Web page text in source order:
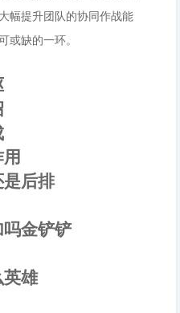
幅提升团队的协同作战能
或缺的一环。
后排
金铲铲
雄